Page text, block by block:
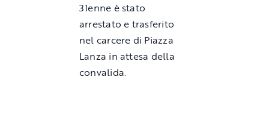
31enne è stato
arrestato e trasferito
nel carcere di Piazza
Lanza in attesa della
convalida.